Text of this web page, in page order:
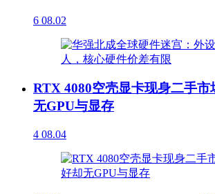
6 08.02
RTX 4080空壳显卡现身二手市
无GPU与显存
4 08.04